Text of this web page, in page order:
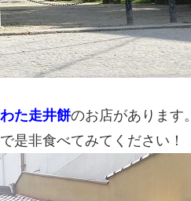
た走井餅のお店があります。
是非食べてみてください！